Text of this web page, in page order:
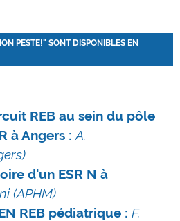
PESTE!" SONT DISPONIBLES EN
REB au sein du pôle
à Angers : A.
d'un ESR N à
(APHM)
REB pédiatrique : F.